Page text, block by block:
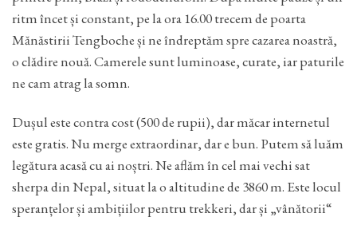
ritm încet și constant, pe la ora 16.00 trecem de poarta
Mănăstirii Tengboche și ne îndreptăm spre cazarea noastră,
o clădire nouă. Camerele sunt luminoase, curate, iar paturile
ne cam atrag la somn.
Dușul este contra cost (500 de rupii), dar măcar internetul
este gratis. Nu merge extraordinar, dar e bun. Putem să luăm
legătura acasă cu ai noștri. Ne aflăm în cel mai vechi sat
sherpa din Nepal, situat la o altitudine de 3860 m. Este locul
speranțelor și ambițiilor pentru trekkeri, dar și „vânătorii“